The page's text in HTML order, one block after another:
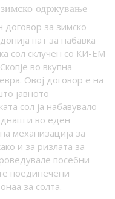
одржување
договор за зимско
пат за набавка
сол склучен со КИ-ЕМ
во вкупна
Овој договор е на
јавното
сол ја набавувало
и во еден
механизација за
и за ризлата за
посебни
поединечени
за солта.